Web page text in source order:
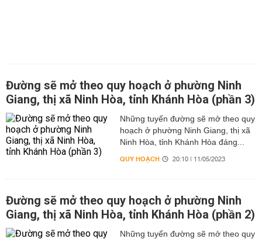
Đường sẽ mở theo quy hoạch ở phường Ninh
Giang, thị xã Ninh Hòa, tỉnh Khánh Hòa (phần 3)
Những tuyến đường sẽ mở theo quy
hoạch ở phường Ninh Giang, thị xã
Ninh Hòa, tỉnh Khánh Hòa đáng...
QUY HOẠCH 20:10 | 11/05/2023
Đường sẽ mở theo quy hoạch ở phường Ninh
Giang, thị xã Ninh Hòa, tỉnh Khánh Hòa (phần 2)
Những tuyến đường sẽ mở theo quy